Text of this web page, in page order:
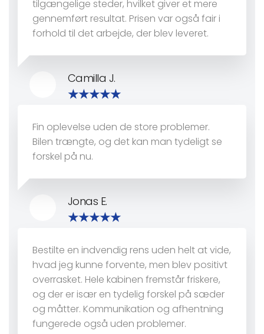
tilgængelige steder, hvilket giver et mere
gennemført resultat. Prisen var også fair i
forhold til det arbejde, der blev leveret.
Camilla J.
Fin oplevelse uden de store problemer.
Bilen trængte, og det kan man tydeligt se
forskel på nu.
Jonas E.
Bestilte en indvendig rens uden helt at vide,
hvad jeg kunne forvente, men blev positivt
overrasket. Hele kabinen fremstår friskere,
og der er især en tydelig forskel på sæder
og måtter. Kommunikation og afhentning
fungerede også uden problemer.